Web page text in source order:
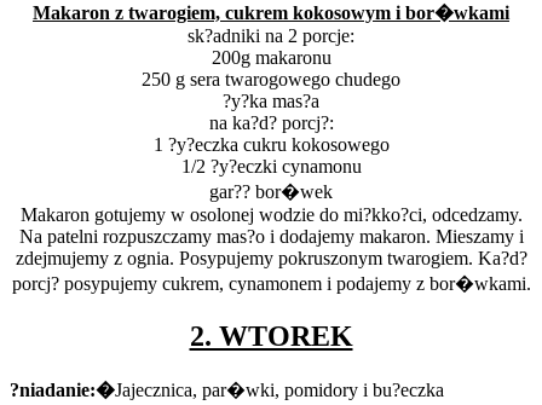
Makaron z twarogiem, cukrem kokosowym i bor�wkami
sk?adniki na 2 porcje:
200g makaronu
250 g sera twarogowego chudego
?y?ka mas?a
na ka?d? porcj?:
1 ?y?eczka cukru kokosowego
1/2 ?y?eczki cynamonu
gar?? bor�wek
Makaron gotujemy w osolonej wodzie do mi?kko?ci, odcedzamy.
Na patelni rozpuszczamy mas?o i dodajemy makaron. Mieszamy i
zdejmujemy z ognia. Posypujemy pokruszonym twarogiem. Ka?d?
porcj? posypujemy cukrem, cynamonem i podajemy z bor�wkami.
2. WTOREK
?niadanie:�Jajecznica, par�wki, pomidory i bu?eczka